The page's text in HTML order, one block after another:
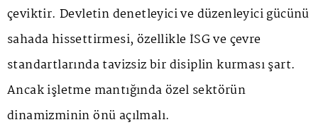
çeviktir. Devletin denetleyici ve düzenleyici gücünü
sahada hissettirmesi, özellikle İSG ve çevre
standartlarında tavizsiz bir disiplin kurması şart.
Ancak işletme mantığında özel sektörün
dinamizminin önü açılmalı.